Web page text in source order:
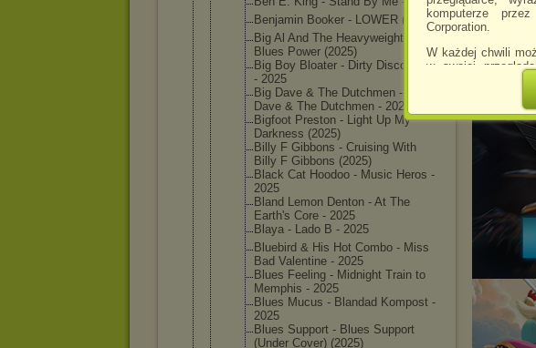
komputerze
Corporation.
W każdej chwili
w swojej
Jednocześnie
spowodować
W przypadku
prosimy o
Wykorzystanie
(dostosowanie
marketingowych).
Wyrażenie
będzie
wyświetlona
Istnieje
sposób
urządzeniu
dokonując
internetowej.
Benjamin Booker - LOWER (2025)
Big Al And The Heavyweights -
Blues Power (2025)
Big Boy Bloater - Dirty Disco Blues
- 2025
Big Dave & The Dutchmen - Big
Dave & The Dutchmen - 2025
Bigfoot Preston - Light Up My
Darkness (2025)
Billy F Gibbons - Cruising With
Billy F Gibbons (2025)
Black Cat Hoodoo - Music Heros -
2025
Bland Lemon Denton - At The
Earth's Core - 2025
Blaya - Lado B - 2025
Bluebird & His Hot Combo - Miss
Bad Valentine - 2025
Blues Feeling - Midnight Train to
Memphis - 2025
Blues Mucus - Blandad Kompost -
2025
Blues Support - Blues Support
(Under Cover) (2025)